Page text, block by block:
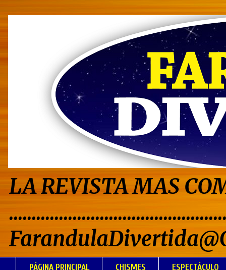
LA REVISTA MAS
PÁGINA PRINCIPAL CHISMES ESPECTÁCULO